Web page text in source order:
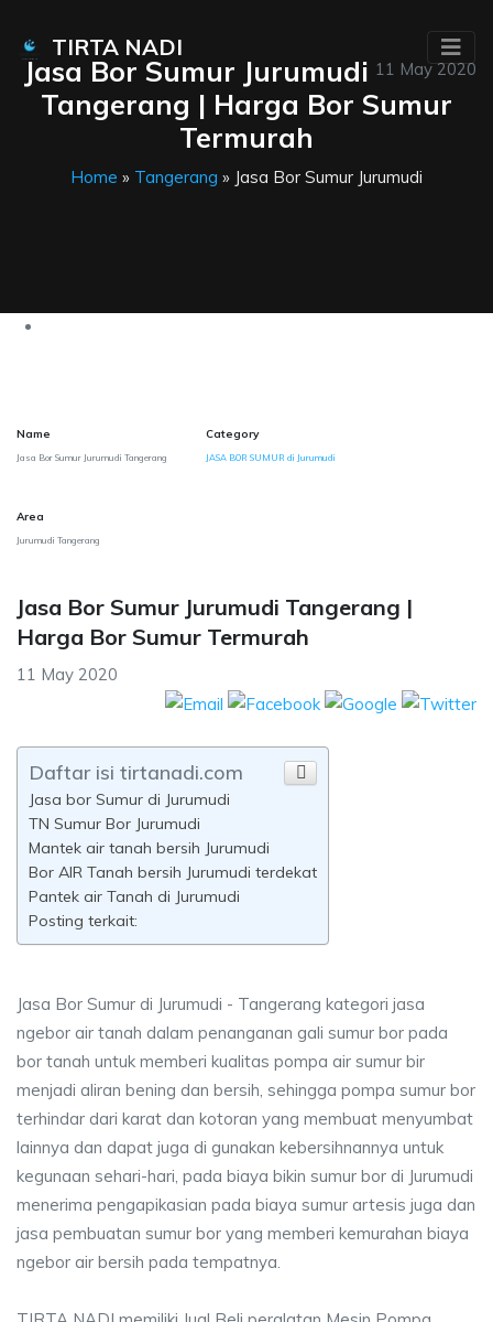
TIRTA NADI
11 May 2020
Jasa Bor Sumur Jurumudi
Tangerang | Harga Bor Sumur
Termurah
Home » Tangerang » Jasa Bor Sumur Jurumudi
Name
Jasa Bor Sumur Jurumudi Tangerang
Category
JASA BOR SUMUR di Jurumudi
Area
Jurumudi Tangerang
Jasa Bor Sumur Jurumudi Tangerang |
Harga Bor Sumur Termurah
11 May 2020
Daftar isi tirtanadi.com
Jasa bor Sumur di Jurumudi
TN Sumur Bor Jurumudi
Mantek air tanah bersih Jurumudi
Bor AIR Tanah bersih Jurumudi terdekat
Pantek air Tanah di Jurumudi
Posting terkait:
Jasa Bor Sumur di Jurumudi - Tangerang kategori jasa
ngebor air tanah dalam penanganan gali sumur bor pada
bor tanah untuk memberi kualitas pompa air sumur bir
menjadi aliran bening dan bersih, sehingga pompa sumur bor
terhindar dari karat dan kotoran yang membuat menyumbat
lainnya dan dapat juga di gunakan kebersihnannya untuk
kegunaan sehari-hari, pada biaya bikin sumur bor di Jurumudi
menerima pengapikasian pada biaya sumur artesis juga dan
jasa pembuatan sumur bor yang memberi kemurahan biaya
ngebor air bersih pada tempatnya.